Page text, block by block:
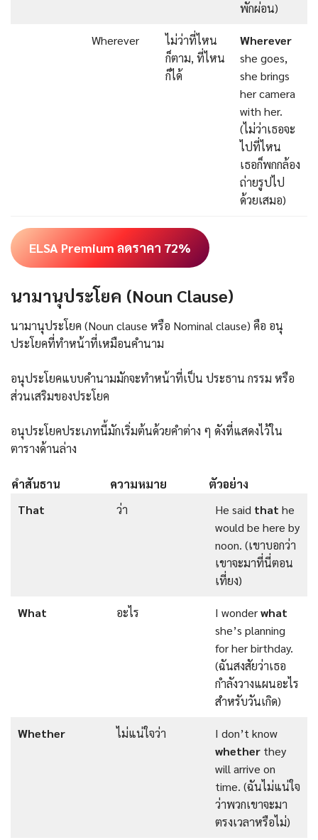
พักผ่อน)
Wherever
ไม่ว่าที่ไหน
ก็ตาม, ที่ไหน
ก็ได้
Wherever
she goes,
she brings
her camera
with her.
(ไม่ว่าเธอจะ
ไปที่ไหน
เธอก็พกกล้อง
ถ่ายรูปไป
ด้วยเสมอ)
ELSA Premium ลดราคา 72%
นามานุประโยค (Noun Clause)
นามานุประโยค (Noun clause หรือ Nominal clause) คือ อนุ
ประโยคที่ทำหน้าที่เหมือนคำนาม
อนุประโยคแบบคำนามมักจะทำหน้าที่เป็น ประธาน กรรม หรือ
ส่วนเสริมของประโยค
อนุประโยคประเภทนี้มักเริ่มต้นด้วยคำต่าง ๆ ดังที่แสดงไว้ใน
ตารางด้านล่าง
คำสันธาน ความหมาย
ตัวอย่าง
That
ว่า He said that he
would be here by
noon. (เขาบอกว่า
เขาจะมาที่นี่ตอน
เที่ยง)
What อะไร I wonderwhat
she’s planning
for her birthday.
(ฉันสงสัยว่าเธอ
กำลังวางแผนอะไร
สำหรับวันเกิด)
Whether ไม่แน่ใจว่า
I don’t know
whether they
will arrive on
time. (ฉันไม่แน่ใจ
ว่าพวกเขาจะมา
ตรงเวลาหรือไม่)